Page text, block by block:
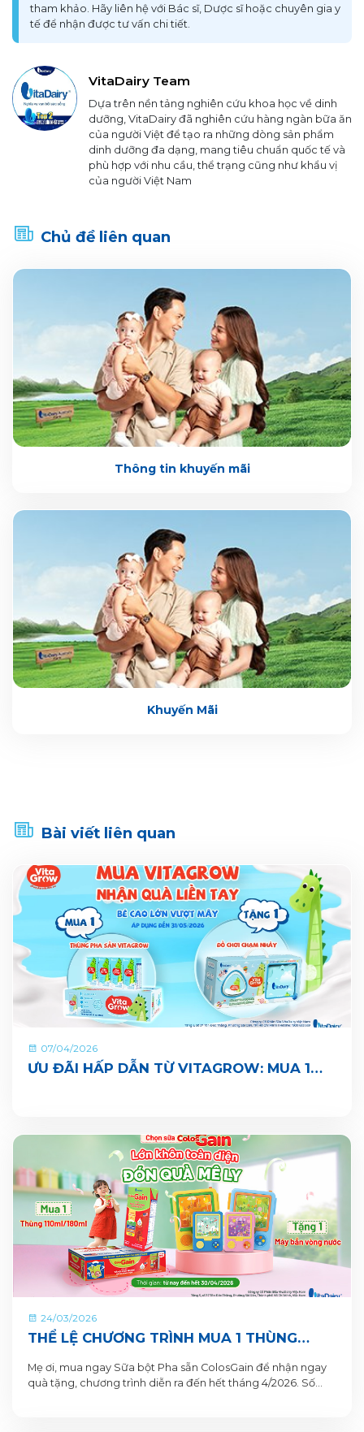
tham khảo. Hãy liên hệ với Bác sĩ, Dược sĩ hoặc chuyên gia y
tế để nhận được tư vấn chi tiết.
VitaDairy Team
Dựa trên nền tảng nghiên cứu khoa học về dinh
dưỡng, VitaDairy đã nghiên cứu hàng ngàn bữa ăn
của người Việt để tạo ra những dòng sản phẩm
dinh dưỡng đa dạng, mang tiêu chuẩn quốc tế và
phù hợp với nhu cầu, thể trạng cũng như khẩu vị
của người Việt Nam
Chủ đề liên quan
Thông tin khuyến mãi
Khuyến Mãi
Bài viết liên quan
07/04/2026
ƯU ĐÃI HẤP DẪN TỪ VITAGROW: MUA 1
24/03/2026
THỂ LỆ CHƯƠNG TRÌNH MUA 1 THÙNG
TẶNG 1 QUÀ TỪ COLOSGAIN
Mẹ ơi, mua ngay Sữa bột Pha sẵn ColosGain để nhận ngay
quà tặng, chương trình diễn ra đến hết tháng 4/2026. Số